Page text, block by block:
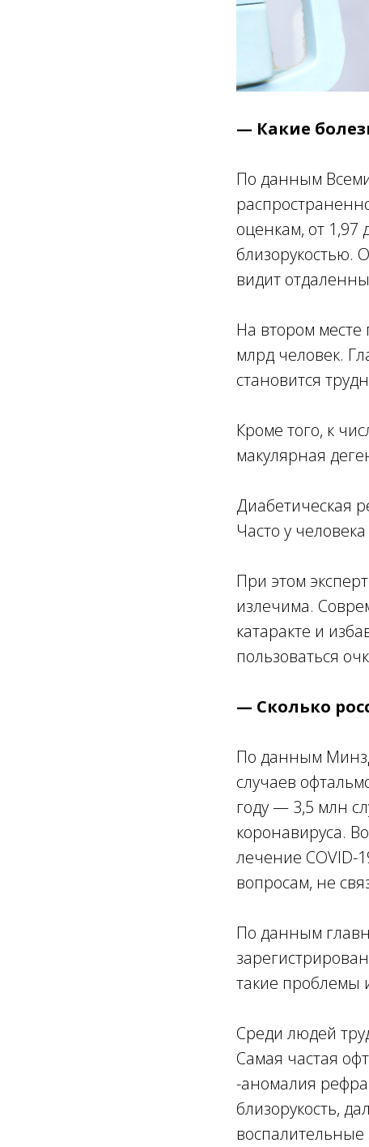
— Какие
По данным
оценкам, от 1,97
близорукостью.
видит
На втором месте
млрд человек.
становится
Кроме того, к
макулярная
Диабетическая
Часто у
При этом
излечима.
катаракте и
пользоваться
— Сколько
По данным
случаев
году — 3,5 млн
коронавируса.
лечение
вопросам, не
По данным
такие проблемы
Среди людей
Самая частая
-аномалия
близорукость,
воспалительные